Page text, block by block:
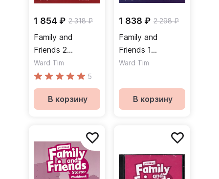
1 854 ₽ 2 318 ₽
Family and
Friends 2
Grammar Friends
Student Website
Грамматика
Ward Tim
5
В корзину
1 838 ₽ 2 298 ₽
Family and
Friends 1
Grammar Friends
Грамматика
Ward Tim
В корзину